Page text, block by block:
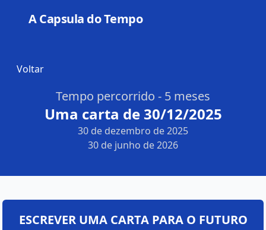
A Capsula do Tempo
Voltar
Tempo percorrido - 5 meses
Uma carta de 30/12/2025
30 de dezembro de 2025
30 de junho de 2026
ESCREVER UMA CARTA PARA O FUTURO